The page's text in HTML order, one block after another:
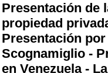
Presentación de
propiedad
Presentación
Scognamiglio -
en Venezuela -